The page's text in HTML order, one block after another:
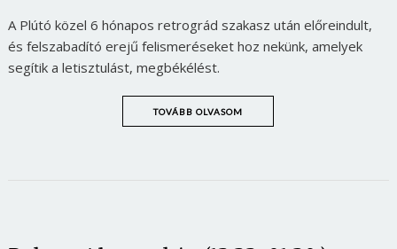
A Plútó közel 6 hónapos retrográd szakasz után előreindult,
és felszabadító erejű felismeréseket hoz nekünk, amelyek
segítik a letisztulást, megbékélést.
TOVÁBB OLVASOM